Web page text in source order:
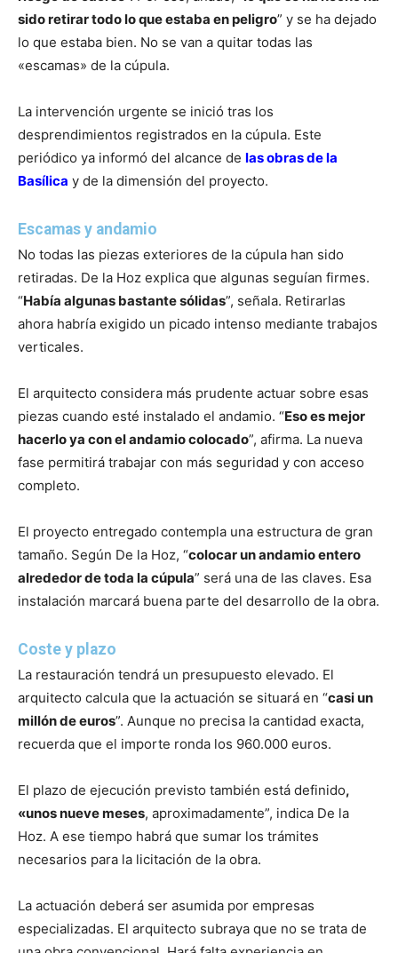
sido retirar todo lo que estaba en peligro” y se ha dejado
lo que estaba bien. No se van a quitar todas las
«escamas» de la cúpula.
La intervención urgente se inició tras los
desprendimientos registrados en la cúpula. Este
periódico ya informó del alcance de las obras de la
Basílica y de la dimensión del proyecto.
Escamas y andamio
No todas las piezas exteriores de la cúpula han sido
retiradas. De la Hoz explica que algunas seguían firmes.
“Había algunas bastante sólidas”, señala. Retirarlas
ahora habría exigido un picado intenso mediante trabajos
verticales.
El arquitecto considera más prudente actuar sobre esas
piezas cuando esté instalado el andamio. “Eso es mejor
hacerlo ya con el andamio colocado”, afirma. La nueva
fase permitirá trabajar con más seguridad y con acceso
completo.
El proyecto entregado contempla una estructura de gran
tamaño. Según De la Hoz, “colocar un andamio entero
alrededor de toda la cúpula” será una de las claves. Esa
instalación marcará buena parte del desarrollo de la obra.
Coste y plazo
La restauración tendrá un presupuesto elevado. El
arquitecto calcula que la actuación se situará en “casi un
millón de euros”. Aunque no precisa la cantidad exacta,
recuerda que el importe ronda los 960.000 euros.
El plazo de ejecución previsto también está definido,
«unos nueve meses, aproximadamente”, indica De la
Hoz. A ese tiempo habrá que sumar los trámites
necesarios para la licitación de la obra.
La actuación deberá ser asumida por empresas
especializadas. El arquitecto subraya que no se trata de